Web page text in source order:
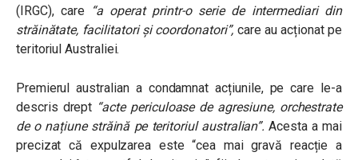
(IRGC), care “a operat printr-o serie de intermediari din
străinătate, facilitatori și coordonatori”, care au acționat pe
teritoriul Australiei.
Premierul australian a condamnat acțiunile, pe care le-a
descris drept “acte periculoase de agresiune, orchestrate
de o națiune străină pe teritoriul australian”.Acesta a mai
precizat că expulzarea este“cea mai gravă reacție a